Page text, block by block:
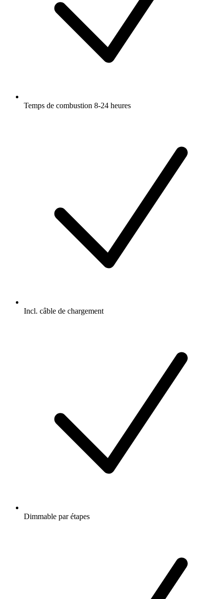
Temps de combustion 8-24 heures
Incl. câble de chargement
Dimmable par étapes